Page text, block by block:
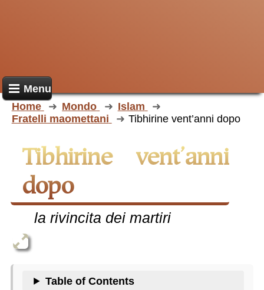
Menu
Home
Mondo
Islam
Fratelli maomettani
Tibhirine vent’anni dopo
Tibhirine vent’anni
dopo
la rivincita dei martiri
Table of Contents